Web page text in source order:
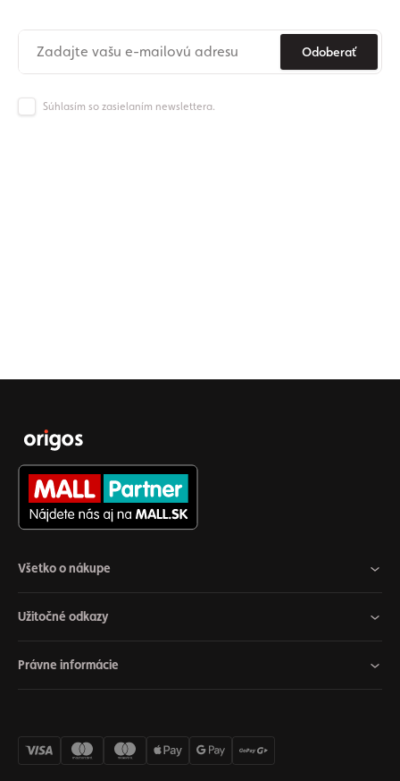
Odoberať
Súhlasím so zasielaním newslettera.
Všetko o nákupe
Užitočné odkazy
Právne informácie